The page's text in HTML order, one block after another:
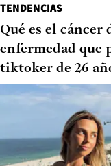
TENDENCIAS
Qué es el cáncer
enfermedad que
tiktoker de 26